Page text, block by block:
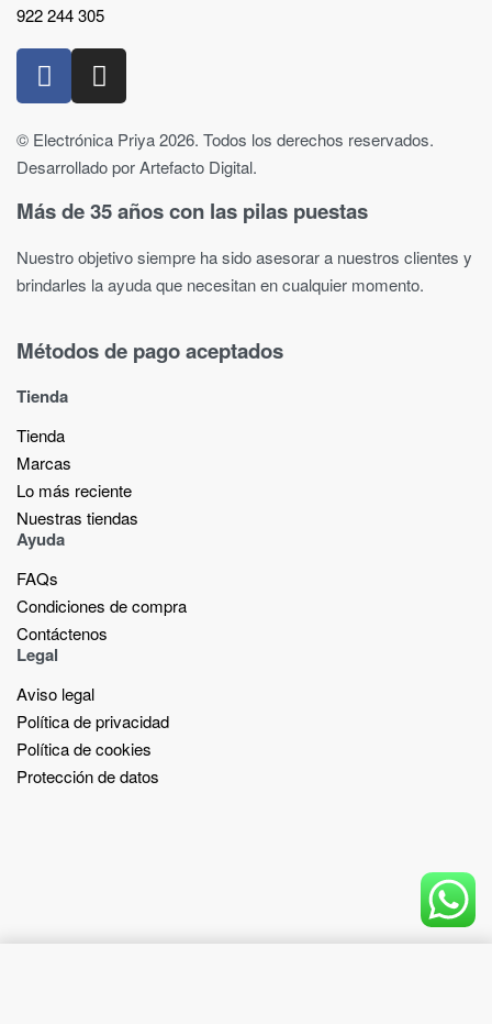
922 244 305
© Electrónica Priya 2026. Todos los derechos reservados.
Desarrollado por Artefacto Digital.
Más de 35 años con las pilas puestas
Nuestro objetivo siempre ha sido asesorar a nuestros clientes y
brindarles la ayuda que necesitan en cualquier momento.
Métodos de pago aceptados
Tienda
Tienda
Marcas
Lo más reciente​
Nuestras tiendas​
Ayuda
FAQs
Condiciones de compra
Contáctenos
Legal
Aviso legal
Política de privacidad
Política de cookies
Protección de datos